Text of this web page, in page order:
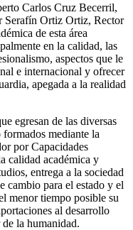
Carlos Cruz Becerril,
Serafín Ortiz Ortiz, Rector
de esta área
en la calidad, las
aspectos que le
e internacional y ofrecer
apegada a la realidad
egresan de las diversas
formados mediante la
por Capacidades
calidad académica y
entrega a la sociedad
cambio para el estado y el
menor tiempo posible su
al desarrollo
la humanidad.